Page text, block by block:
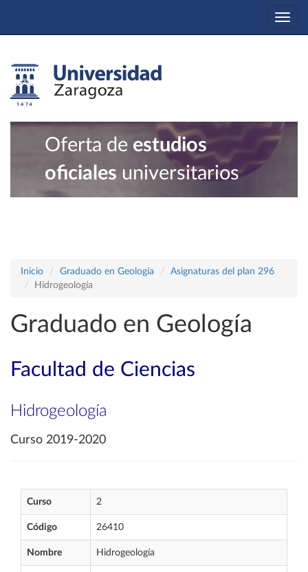
Oferta de estudios
oficiales universitarios
Inicio Graduado en Geología
Asignaturas del plan 296
Hidrogeología
Graduado en Geología
Facultad de Ciencias
Hidrogeología
Curso 2019-2020
Curso 2
Código 26410
Nombre Hidrogeología